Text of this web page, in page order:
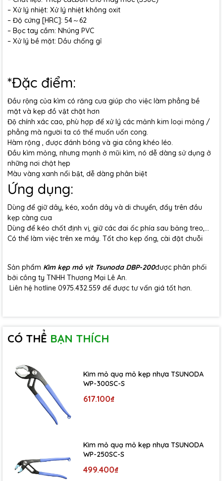
– Xử lý nhiệt: Xử lý nhiệt không oxit
– Độ cứng [HRC]: 54～62
– Bọc tay cầm: Nhúng PVC
– Xử lý bề mặt: Dầu chống gỉ
*Đặc điểm:
Đầu rộng của kìm có răng cưa giúp cho việc làm phẳng bề
mặt và kẹp đồ vật chặt hơn
Độ chính xác cao, phù hợp để xử lý các mảnh kim loại mỏng /
phẳng mà người ta có thể muốn uốn cong.
Hàm rộng , được đánh bóng và gia công khéo léo.
Đầu kìm mỏng, nhưng mạnh ở mũi kìm, nó dễ dàng sử dụng ở
những nơi chật hẹp
Màu vàng xanh nổi bật, dễ dàng phân biệt
Ứng dụng:
Dùng để giữ dây, kéo, xoắn dây và di chuyển, đẩy trên đầu
kẹp càng cua
Dùng để kéo chốt định vị, giữ các đai ốc phía sau bảng treo,…
Có thể làm việc trên xe máy. Tốt cho kẹp ống, cài đặt chuỗi
Sản phẩm Kìm kẹp mỏ vịt Tsunoda DBP-200được phân phối
bởi công ty TNHH Thương Mại Lê An.
Liên hệ hotline 0975.432.559 để được tư vấn giá tốt hơn.
CÓ THỂ BẠN THÍCH
Kìm mỏ quạ mỏ kẹp nhựa TSUNODA
WP-300SC-S
617.100₫
Kìm mỏ quạ mỏ kẹp nhựa TSUNODA
WP-250SC-S
499.400₫